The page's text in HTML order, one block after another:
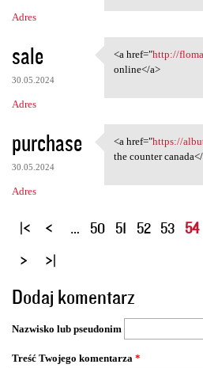
Adres
sale
30.05.2024
Adres
<a href="http://
<a href="http://
online</a>
purchase
30.05.2024
Adres
<a href="https://
<a href="https://
the counter
S
o
n
y
… 50 51 52 53 54
Dodaj komentarz
Nazwisko lub pseudonim
Treść Twojego komentarza *